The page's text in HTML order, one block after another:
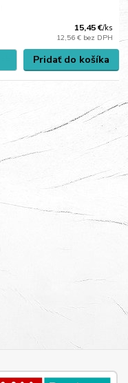
15,45 €/ks
12,56 € bez DPH
Pridať do košíka